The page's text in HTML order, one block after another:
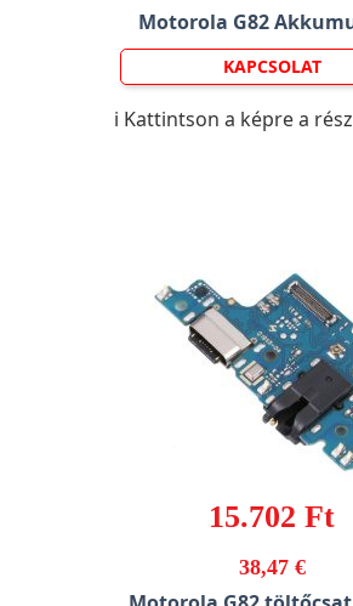
Motorola G82
KAPCSOLAT
ℹ️ Kattintson a képre a
15.702 Ft
38,47 €